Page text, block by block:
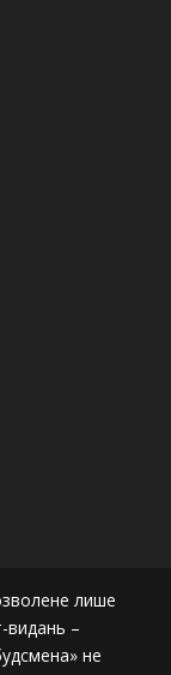
лише
видань –
не